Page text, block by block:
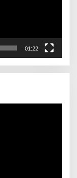
01:22